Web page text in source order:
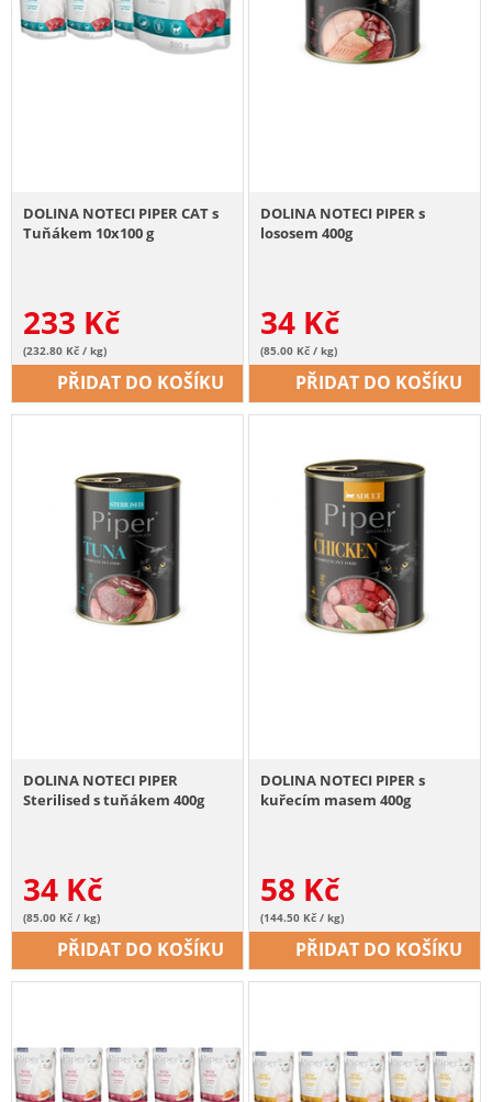
DOLINA NOTECI PIPER CAT s
Tuňákem 10x100 g
233 Kč
(232.80 Kč / kg)
PŘIDAT DO KOŠÍKU
DOLINA NOTECI PIPER s
lososem 400g
34 Kč
(85.00 Kč / kg)
PŘIDAT DO KOŠÍKU
DOLINA NOTECI PIPER
Sterilised s tuňákem 400g
34 Kč
(85.00 Kč / kg)
PŘIDAT DO KOŠÍKU
DOLINA NOTECI PIPER s
kuřecím masem 400g
58 Kč
(144.50 Kč / kg)
PŘIDAT DO KOŠÍKU